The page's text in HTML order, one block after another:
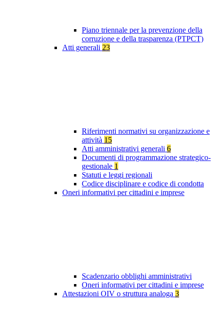
Piano triennale per la prevenzione della
corruzione e della trasparenza (PTPCT)
Atti generali 23
Riferimenti normativi su organizzazione e
attività 15
Atti amministrativi generali 6
Documenti di programmazione strategico-
gestionale 1
Statuti e leggi regionali
Codice disciplinare e codice di condotta
Oneri informativi per cittadini e imprese
Scadenzario obblighi amministrativi
Oneri informativi per cittadini e imprese
Attestazioni OIV o struttura analoga 3